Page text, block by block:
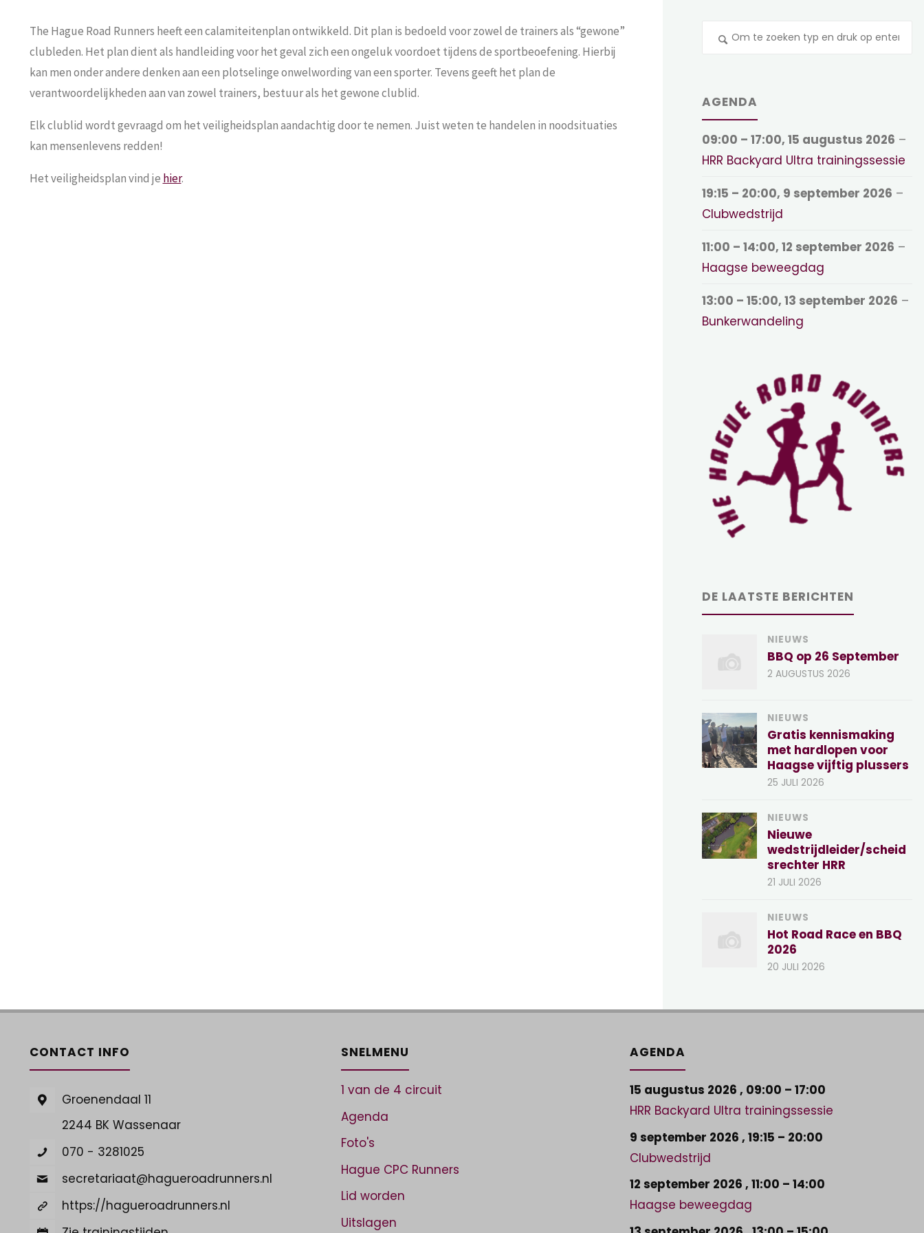
The Hague Road Runners heeft een calamiteitenplan ontwikkeld. Dit plan is bedoeld voor zowel de trainers als “gewone”
clubleden. Het plan dient als handleiding voor het geval zich een ongeluk voordoet tijdens de sportbeoefening. Hierbij
kan men onder andere denken aan een plotselinge onwelwording van een sporter. Tevens geeft het plan de
verantwoordelijkheden aan van zowel trainers, bestuur als het gewone clublid.
Elk clublid wordt gevraagd om het veiligheidsplan aandachtig door te nemen. Juist weten te handelen in noodsituaties
kan mensenlevens redden!
Het veiligheidsplan vind je hier.
AGENDA
09:00 – 17:00,15 augustus 2026 –
HRR Backyard Ultra trainingssessie
19:15 – 20:00, 9 september 2026 –
Clubwedstrijd
11:00 – 14:00,12 september 2026 –
Haagse beweegdag
13:00 – 15:00,13 september 2026 –
Bunkerwandeling
DE LAATSTE BERICHTEN
NIEUWS
BBQ op 26 September
2 AUGUSTUS 2026
NIEUWS
Gratis kennismaking
met hardlopen voor
Haagse vijftig plussers
25 JULI 2026
NIEUWS
Nieuwe
wedstrijdleider/scheid
srechter HRR
21 JULI 2026
NIEUWS
Hot Road Race en BBQ
2026
20 JULI 2026
CONTACT INFO
Groenendaal 11
2244 BK Wassenaar
070 - 3281025
secretariaat@hagueroadrunners.nl
https://hagueroadrunners.nl
SNELMENU
1 van de 4 circuit
Agenda
Foto's
Hague CPC Runners
Lid worden
Uitslagen
AGENDA
15 augustus 2026 , 09:00 – 17:00
HRR Backyard Ultra trainingssessie
9 september 2026 , 19:15 – 20:00
Clubwedstrijd
12 september 2026 , 11:00 – 14:00
Haagse beweegdag